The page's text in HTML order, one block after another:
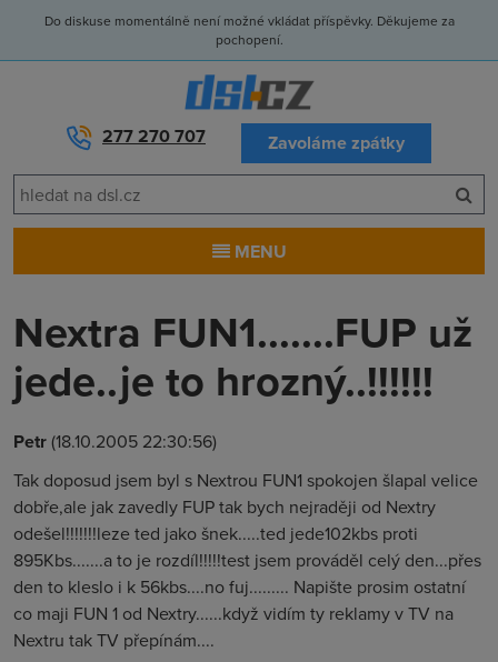
Do diskuse momentálně není možné vkládat příspěvky. Děkujeme za
pochopení.
277 270 707 Zavoláme zpátky
MENU
Nextra FUN1.......FUP už
jede..je to hrozný..!!!!!!
Petr(18.10.2005 22:30:56)
Tak doposud jsem byl s Nextrou FUN1 spokojen šlapal velice
dobře,ale jak zavedly FUP tak bych nejraději od Nextry
odešel!!!!!!!leze ted jako šnek.....ted jede102kbs proti
895Kbs.......a to je rozdíl!!!!!test jsem prováděl celý den...přes
den to kleslo i k 56kbs....no fuj......... Napište prosim ostatní
co maji FUN 1 od Nextry......když vidím ty reklamy v TV na
Nextru tak TV přepínám....